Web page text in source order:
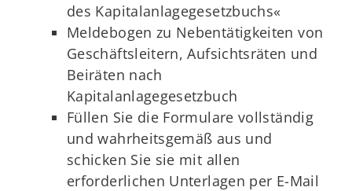
des Kapitalanlagegesetzbuchs«
Meldebogen zu Nebentätigkeiten von
Geschäftsleitern, Aufsichtsräten und
Beiräten nach
Kapitalanlagegesetzbuch
Füllen Sie die Formulare vollständig
und wahrheitsgemäß aus und
schicken Sie sie mit allen
erforderlichen Unterlagen per E-Mail